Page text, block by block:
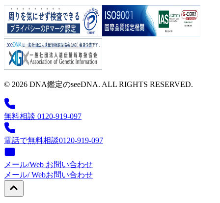
© 2026 DNA鑑定のseeDNA. ALL RIGHTS RESERVED.
無料相談 0120-919-097
電話で無料相談0120-919-097
メール/Web お問い合わせ
メール/ Webお問い合わせ